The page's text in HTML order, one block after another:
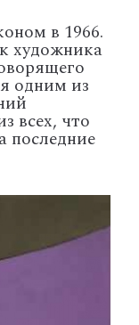
в 1966.
художника
одним из
всех, что
последние